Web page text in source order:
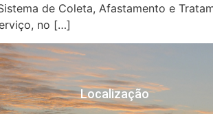
de Coleta, Afastamento e
no […]
Localização